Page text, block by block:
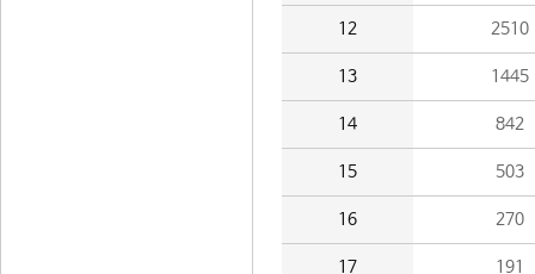
12 2510
13 1445
14 842
15 503
16 270
17 191